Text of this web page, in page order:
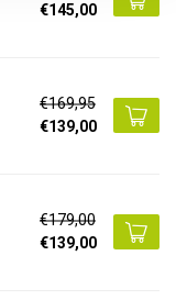
€145,00
€169,95
€139,00
€179,00
€139,00